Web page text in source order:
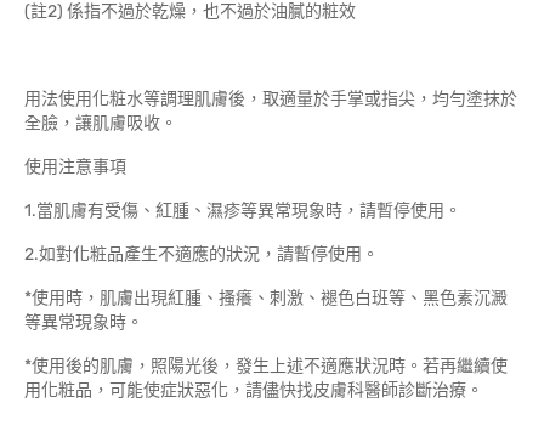
(註2) 係指不過於乾燥，也不過於油膩的粧效
用法使用化粧水等調理肌膚後，取適量於手掌或指尖，均勻塗抹於
全臉，讓肌膚吸收。
使用注意事項
1.當肌膚有受傷、紅腫、濕疹等異常現象時，請暫停使用。
2.如對化粧品產生不適應的狀況，請暫停使用。
*使用時，肌膚出現紅腫、搔癢、刺激、褪色白班等、黑色素沉澱
等異常現象時。
*使用後的肌膚，照陽光後，發生上述不適應狀況時。若再繼續使
用化粧品，可能使症狀惡化，請儘快找皮膚科醫師診斷治療。